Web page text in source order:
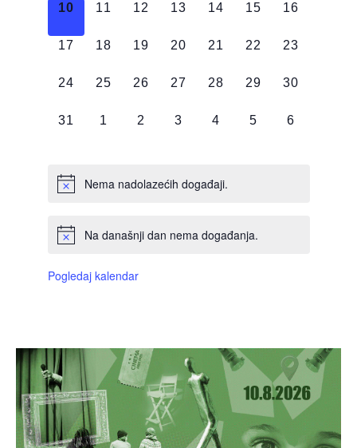
0
10
0
11
0
12
0
13
0
14
0
15
0
16
0
17
0
18
0
19
0
20
0
21
0
22
0
23
0
24
0
25
0
26
0
27
0
28
0
29
0
30
0
31
0
1
0
2
0
3
0
4
0
5
0
6
Nema nadolazećih događaji.
Na današnji dan nema događanja.
Pogledaj kalendar